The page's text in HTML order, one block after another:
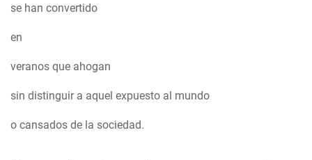
se han convertido
en
veranos que ahogan
sin distinguir a aquel expuesto al mundo
o cansados de la sociedad.